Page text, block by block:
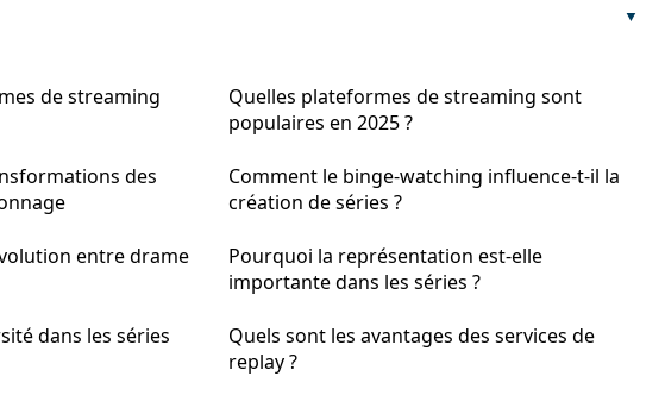
de streaming
des
entre drame
dans les séries
Quelles plateformes de streaming sont
populaires en 2025 ?
Comment le binge-watching influence-t-il la
création de séries ?
Pourquoi la représentation est-elle
importante dans les séries ?
Quels sont les avantages des services de
replay ?